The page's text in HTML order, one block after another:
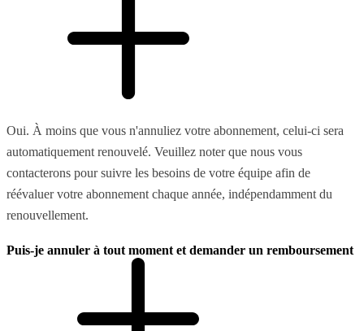
Oui. À moins que vous n'annuliez votre abonnement, celui-ci sera
automatiquement renouvelé. Veuillez noter que nous vous
contacterons pour suivre les besoins de votre équipe afin de
réévaluer votre abonnement chaque année, indépendamment du
renouvellement.
Puis-je annuler à tout moment et demander un remboursement